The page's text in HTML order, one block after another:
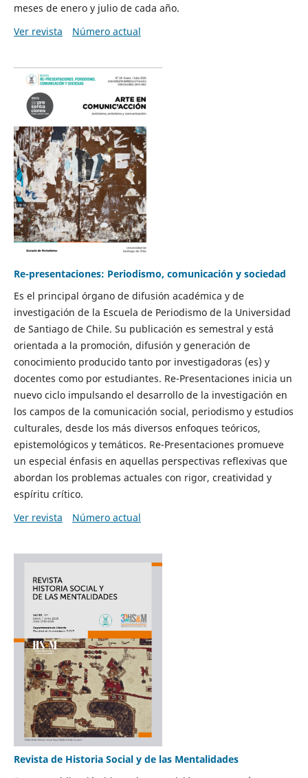
meses de enero y julio de cada año.
Ver revista
Número actual
Re-presentaciones: Periodismo, comunicación y sociedad
Es el principal órgano de difusión académica y de
investigación de la Escuela de Periodismo de la Universidad
de Santiago de Chile. Su publicación es semestral y está
orientada a la promoción, difusión y generación de
conocimiento producido tanto por investigadoras (es) y
docentes como por estudiantes. Re-Presentaciones inicia un
nuevo ciclo impulsando el desarrollo de la investigación en
los campos de la comunicación social, periodismo y estudios
culturales, desde los más diversos enfoques teóricos,
epistemológicos y temáticos. Re-Presentaciones promueve
un especial énfasis en aquellas perspectivas reflexivas que
abordan los problemas actuales con rigor, creatividad y
espíritu crítico.
Ver revista
Número actual
Revista de Historia Social y de las Mentalidades